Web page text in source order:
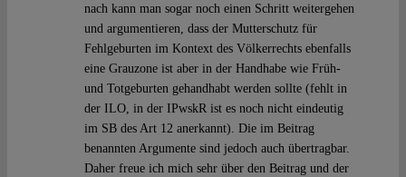
nach kann man sogar noch einen Schritt weitergehen
und argumentieren, dass der Mutterschutz für
Fehlgeburten im Kontext des Völkerrechts ebenfalls
eine Grauzone ist aber in der Handhabe wie Früh-
und Totgeburten gehandhabt werden sollte (fehlt in
der ILO, in der IPwskR ist es noch nicht eindeutig
im SB des Art 12 anerkannt). Die im Beitrag
benannten Argumente sind jedoch auch übertragbar.
Daher freue ich mich sehr über den Beitrag und der